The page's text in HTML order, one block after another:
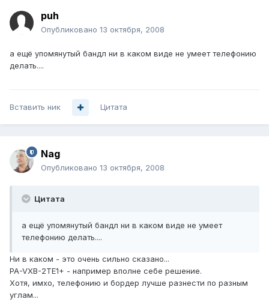
puh
Опубликовано 13 октября, 2008
а ещё упомянутый бандл ни в каком виде не умеет телефонию
делать....
Вставить ник Цитата
Nag
Опубликовано 13 октября, 2008
Цитата
а ещё упомянутый бандл ни в каком виде не умеет
телефонию делать....
Ни в каком - это очень сильно сказано...
PA-VXB-2TE1+ - например вполне себе решение.
Хотя, имхо, телефонию и бордер лучше разнести по разным
углам...